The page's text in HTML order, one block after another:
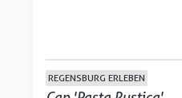
REGENSBURG ERLEBEN